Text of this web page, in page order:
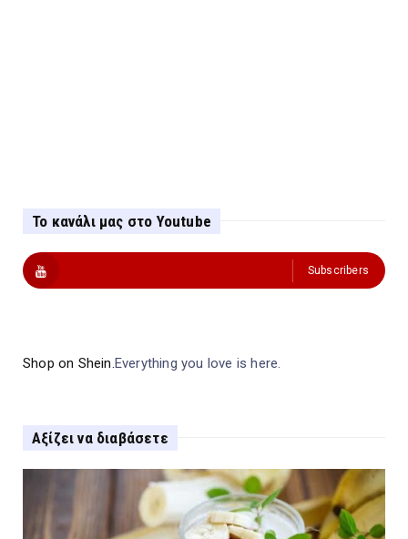
Το κανάλι μας στο Youtube
Subscribers
Shop on Shein.Everything you love is here.
Αξίζει να διαβάσετε